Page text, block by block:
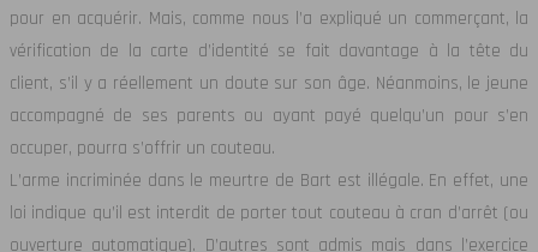
pour en acquérir. Mais, comme nous l’a expliqué un commerçant, la
vérification de la carte d’identité se fait davantage à la tête du
client, s’il y a réellement un doute sur son âge. Néanmoins, le jeune
accompagné de ses parents ou ayant payé quelqu’un pour s’en
occuper, pourra s’offrir un couteau.
L’arme incriminée dans le meurtre de Bart est illégale. En effet, une
loi indique qu’il est interdit de porter tout couteau à cran d’arrêt (ou
ouverture automatique). D’autres sont admis mais dans l’exercice